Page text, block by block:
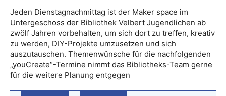
Jeden Dienstagnachmittag ist der Maker space im
Untergeschoss der Bibliothek Velbert Jugendlichen ab
zwölf Jahren vorbehalten, um sich dort zu treffen, kreativ
zu werden, DIY-Projekte umzusetzen und sich
auszutauschen. Themenwünsche für die nachfolgenden
„youCreate“-Termine nimmt das Bibliotheks-Team gerne
für die weitere Planung entgegen